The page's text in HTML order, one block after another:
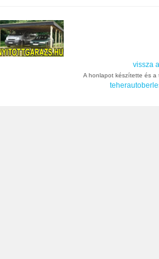
vissza
A honlapot készítette és